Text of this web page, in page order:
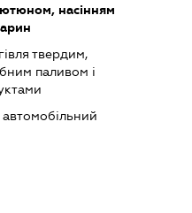
насінням
твердим,
паливом і